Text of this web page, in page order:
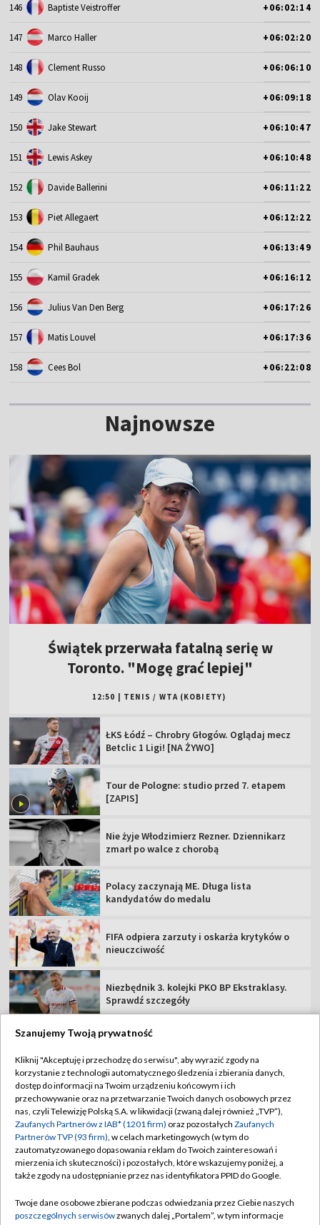
146 Baptiste Veistroffer +06:02:14
147 Marco Haller +06:02:20
148 Clement Russo +06:06:10
149 Olav Kooij +06:09:18
150 Jake Stewart +06:10:47
151 Lewis Askey +06:10:48
152 Davide Ballerini +06:11:22
153 Piet Allegaert +06:12:22
154 Phil Bauhaus +06:13:49
155 Kamil Gradek +06:16:12
156 Julius Van Den Berg +06:17:26
157 Matis Louvel +06:17:36
158 Cees Bol +06:22:08
Najnowsze
Świątek przerwała fatalną serię w
Toronto. "Mogę grać lepiej"
12:50 TENIS / WTA (KOBIETY)
ŁKS Łódź – Chrobry Głogów. Oglądaj mecz
Betclic 1 Ligi! [NA ŻYWO]
Tour de Pologne: studio przed 7. etapem
[ZAPIS]
Nie żyje Włodzimierz Rezner. Dziennikarz
zmarł po walce z chorobą
Polacy zaczynają ME. Długa lista
kandydatów do medalu
FIFA odpiera zarzuty i oskarża krytyków o
nieuczciwość
Niezbędnik 3. kolejki PKO BP Ekstraklasy.
Sprawdź szczegóły
TVP
Abonament TVP
Sklep TVP
Biuro Reklamy
Oferta Handlowa
Emisja w TVP
Regulamin TVP
Polityka prywatności
Moje zgody
Biuro reklamy
Szanujemy Twoją prywatność
Kliknij "Akceptuję i przechodzę do serwisu", aby wyrazić zgody na
korzystanie z technologii automatycznego śledzenia i zbierania danych,
dostęp do informacji na Twoim urządzeniu końcowym i ich
przechowywanie oraz na przetwarzanie Twoich danych osobowych przez
nas, czyli Telewizję Polską S.A. w likwidacji (zwaną dalej również „TVP”),
Zaufanych Partnerów z IAB* (1201 firm) oraz pozostałych Zaufanych
Partnerów TVP (93 firm), w celach marketingowych (w tym do
zautomatyzowanego dopasowania reklam do Twoich zainteresowań i
mierzenia ich skuteczności) i pozostałych, które wskazujemy poniżej, a
także zgody na udostępnianie przez nas identyfikatora PPID do Google.
Twoje dane osobowe zbierane podczas odwiedzania przez Ciebie naszych
poszczególnych serwisówzwanych dalej „Portalem”, w tym informacje